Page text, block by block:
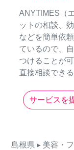
ANYTIMES（
ットの相談、
などを簡単依
ているので、
つけることが
直接相談でき
サービスを
島根県 ▸ 美容・